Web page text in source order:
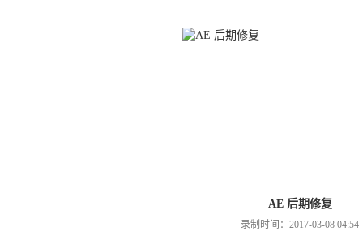
AE 后期修复
录制时间：2017-03-08 04:54